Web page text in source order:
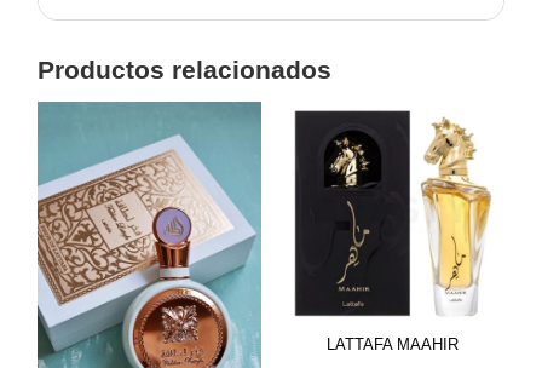
Productos relacionados
LATTAFA MAAHIR